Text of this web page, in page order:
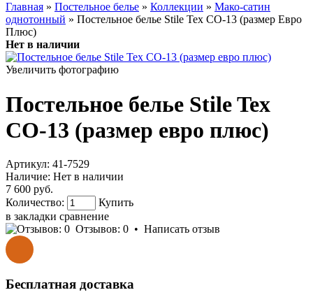
Главная » Постельное белье » Коллекции » Мако-сатин
однотонный » Постельное белье Stile Tex CO-13 (размер Евро
Плюс)
Нет в наличии
Увеличить фотографию
Постельное белье Stile Tex
CO-13 (размер евро плюс)
Артикул: 41-7529
Наличие: Нет в наличии
7 600 руб.
Количество:
Купить
в закладки сравнение
Отзывов: 0 • Написать отзыв
Бесплатная доставка